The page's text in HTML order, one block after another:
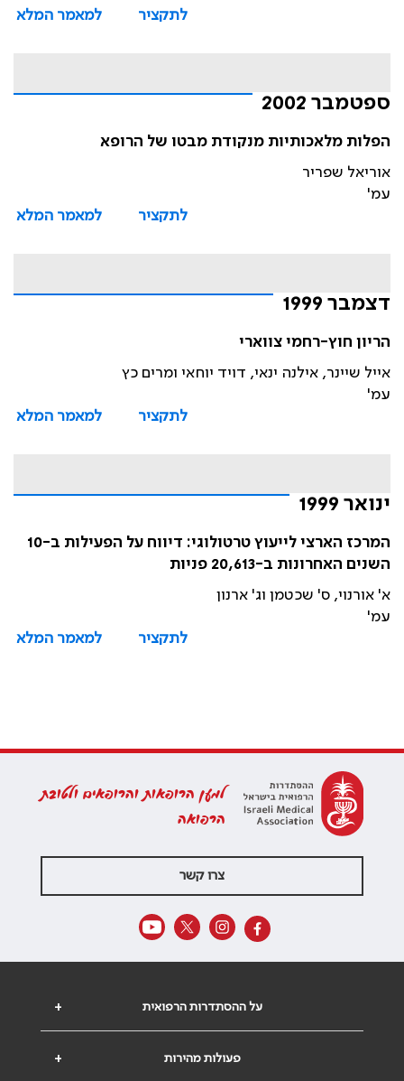
לתקציר
למאמר המלא
ספטמבר 2002
הפלות מלאכותיות מנקודת מבטו של הרופא
אוריאל שפריר
עמ'
לתקציר
למאמר המלא
דצמבר 1999
הריון חוץ-רחמי צווארי
אייל שיינר, אילנה ינאי, דויד יוחאי ומרים כץ
עמ'
לתקציר
למאמר המלא
ינואר 1999
המרכז הארצי לייעוץ טרטולוגי: דיווח על הפעילות ב-10
השנים האחרונות ב-20,613 פניות
א' אורנוי, ס' שכטמן וג' ארנון
עמ'
לתקציר
למאמר המלא
למען הרופאות והרופאים ולטובת
הרפואה
צרו קשר
+ על ההסתדרות הרפואית
+ פעולות מהירות